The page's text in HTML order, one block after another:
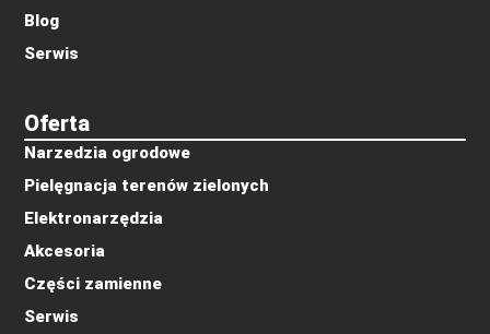
Oferta
Narzedzia ogrodowe
Pielęgnacja terenów zielonych
Elektronarzędzia
Akcesoria
Części zamienne
Serwis
Blog
Serwis